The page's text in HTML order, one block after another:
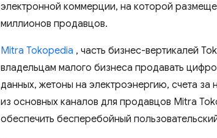
электронной коммерции, на которой
миллионов продавцов.
Mitra Tokopedia , часть бизнес-вертикалей
владельцам малого бизнеса продавать
данных, жетоны на электроэнергию, счета
из основных каналов для продавцов Mitra
обеспечить бесперебойный